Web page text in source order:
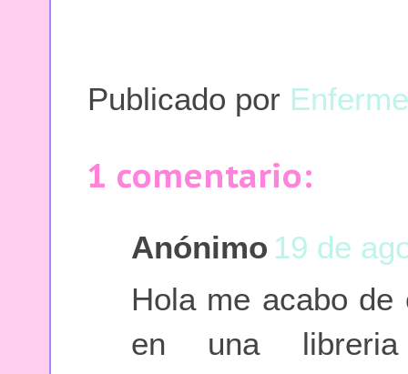
Publicado por
1 comentario:
Anónimo 19 de
Hola me acabo
en una